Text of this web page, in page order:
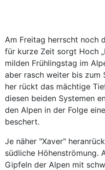
Am Freitag herrscht noch
für kurze Zeit sorgt Hoch
milden Frühlingstag im
aber rasch weiter bis zum
her rückt das mächtige
diesen beiden Systemen
den Alpen in der Folge
beschert.
Je näher "Xaver"
südliche Höhenströmung.
Gipfeln der Alpen mit